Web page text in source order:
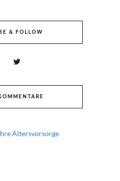
& FOLLOW
Altersvorsorge